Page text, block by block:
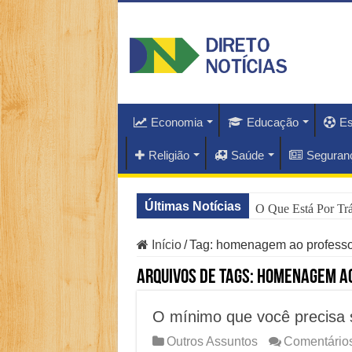
Economia Educação
Religião Saúde
Últimas Notícias O Que Está Por
Como Resolver a
Especialistas
Família Livre,
Início / Tag: homenagem ao
Arquivos de Tags: homenagem
O mínimo que você precisa
Outros Assuntos